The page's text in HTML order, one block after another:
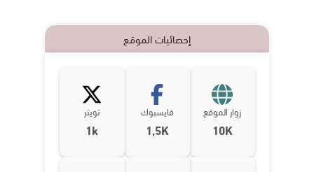
إحصائيات الموقع
زوار الموقع
10K
فايسبوك
1,5K
تويتر
1k